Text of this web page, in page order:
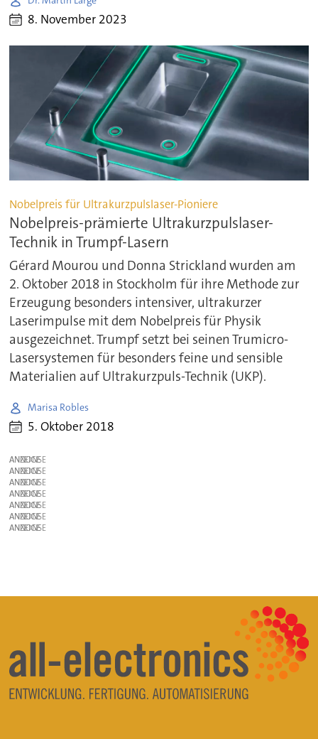
8. November 2023
Nobelpreis für Ultrakurzpulslaser-Pioniere
Nobelpreis-prämierte Ultrakurzpulslaser-
Technik in Trumpf-Lasern
Gérard Mourou und Donna Strickland wurden am
2. Oktober 2018 in Stockholm für ihre Methode zur
Erzeugung besonders intensiver, ultrakurzer
Laserimpulse mit dem Nobelpreis für Physik
ausgezeichnet. Trumpf setzt bei seinen Trumicro-
Lasersystemen für besonders feine und sensible
Materialien auf Ultrakurzpuls-Technik (UKP).
Marisa Robles
5. Oktober 2018
ANZEIGE
ANZEIGE
ANZEIGE
ANZEIGE
ANZEIGE
ANZEIGE
ANZEIGE